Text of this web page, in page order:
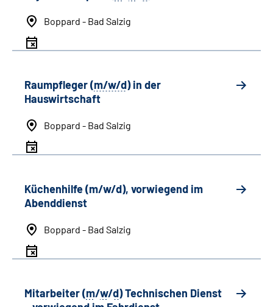
Boppard - Bad Salzig
Raumpfleger (m/w/d) in der
Hauswirtschaft
Boppard - Bad Salzig
Küchenhilfe (m/w/d), vorwiegend im
Abenddienst
Boppard - Bad Salzig
Mitarbeiter (m/w/d) Technischen Dienst